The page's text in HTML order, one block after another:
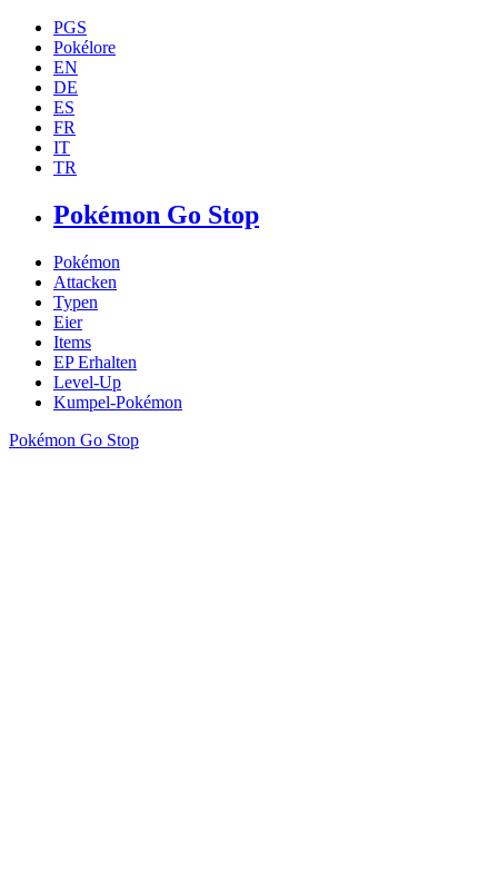
PGS
Pokélore
EN
DE
ES
FR
IT
TR
Pokémon Go Stop
Pokémon
Attacken
Typen
Eier
Items
EP Erhalten
Level-Up
Kumpel-Pokémon
Pokémon Go Stop